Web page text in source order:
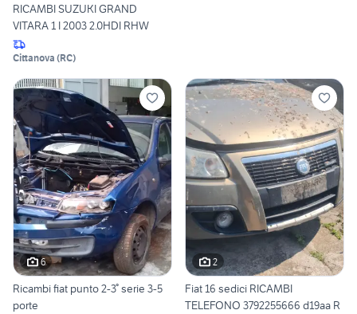
RICAMBI SUZUKI GRAND
VITARA 1 I 2003 2.0HDI RHW
Cittanova (RC)
6
Ricambi fiat punto 2-3° serie 3-5
porte
2
Fiat 16 sedici RICAMBI
TELEFONO 3792255666 d19aa R